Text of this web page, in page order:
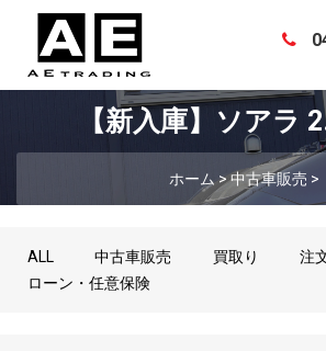
【新入庫】ソアラ
ホーム>中古車販売 >
ALL 中古車販売 買取り 注
ローン・任意保険